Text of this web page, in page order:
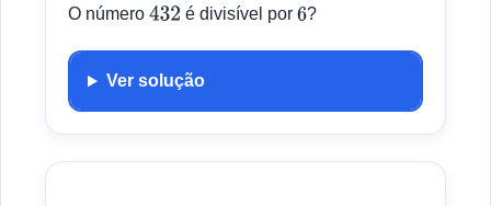
O número 432 é divisível por 6?
Ver solução